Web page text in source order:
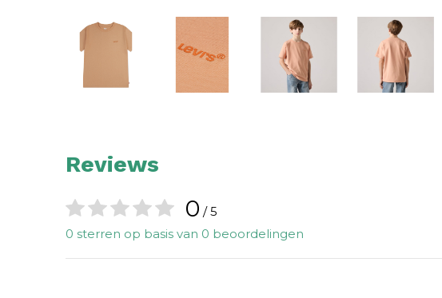
Reviews
0 / 5
0 sterren op basis van 0 beoordelingen